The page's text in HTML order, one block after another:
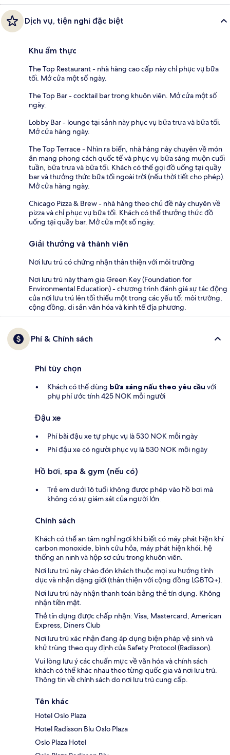
Dịch vụ, tiện nghi đặc biệt
Khu ẩm thực
The Top Restaurant - nhà hàng cao cấp này chỉ phục vụ bữa
tối. Mở cửa một số ngày.
The Top Bar - cocktail bar trong khuôn viên. Mở cửa một số
ngày.
Lobby Bar - lounge tại sảnh này phục vụ bữa trưa và bữa tối.
Mở cửa hàng ngày.
The Top Terrace - Nhìn ra biển, nhà hàng này chuyên về món
ăn mang phong cách quốc tế và phục vụ bữa sáng muộn cuối
tuần, bữa trưa và bữa tối. Khách có thể gọi đồ uống tại quầy
bar và thưởng thức bữa tối ngoài trời (nếu thời tiết cho phép).
Mở cửa hàng ngày.
Chicago Pizza & Brew - nhà hàng theo chủ đề này chuyên về
pizza và chỉ phục vụ bữa tối. Khách có thể thưởng thức đồ
uống tại quầy bar. Mở cửa một số ngày.
Giải thưởng và thành viên
Nơi lưu trú có chứng nhận thân thiện với môi trường
Nơi lưu trú này tham gia Green Key (Foundation for
Environmental Education) - chương trình đánh giá sự tác động
của nơi lưu trú lên tối thiểu một trong các yếu tố: môi trường,
cộng đồng, di sản văn hóa và kinh tế địa phương.
Phí & Chính sách
Phí tùy chọn
Khách có thể dùng bữa sáng nấu theo yêu cầu với
phụ phí ước tính 425 NOK mỗi người
Đậu xe
Phí bãi đậu xe tự phục vụ là 530 NOK mỗi ngày
Phí đậu xe có người phục vụ là 530 NOK mỗi ngày
Hồ bơi, spa & gym (nếu có)
Trẻ em dưới 16 tuổi không được phép vào hồ bơi mà
không có sự giám sát của người lớn.
Chính sách
Khách có thể an tâm nghỉ ngơi khi biết có máy phát hiện khí
carbon monoxide, bình cứu hỏa, máy phát hiện khói, hệ
thống an ninh và hộp sơ cứu trong khuôn viên.
Nơi lưu trú này chào đón khách thuộc mọi xu hướng tính
dục và nhận dạng giới (thân thiện với cộng đồng LGBTQ+).
Nơi lưu trú này nhận thanh toán bằng thẻ tín dụng. Không
nhận tiền mặt.
Thẻ tín dụng được chấp nhận: Visa, Mastercard, American
Express, Diners Club
Nơi lưu trú xác nhận đang áp dụng biện pháp vệ sinh và
khử trùng theo quy định của Safety Protocol (Radisson).
Vui lòng lưu ý các chuẩn mực về văn hóa và chính sách
khách có thể khác nhau theo từng quốc gia và nơi lưu trú.
Thông tin về chính sách do nơi lưu trú cung cấp.
Tên khác
Hotel Oslo Plaza
Hotel Radisson Blu Oslo Plaza
Oslo Plaza Hotel